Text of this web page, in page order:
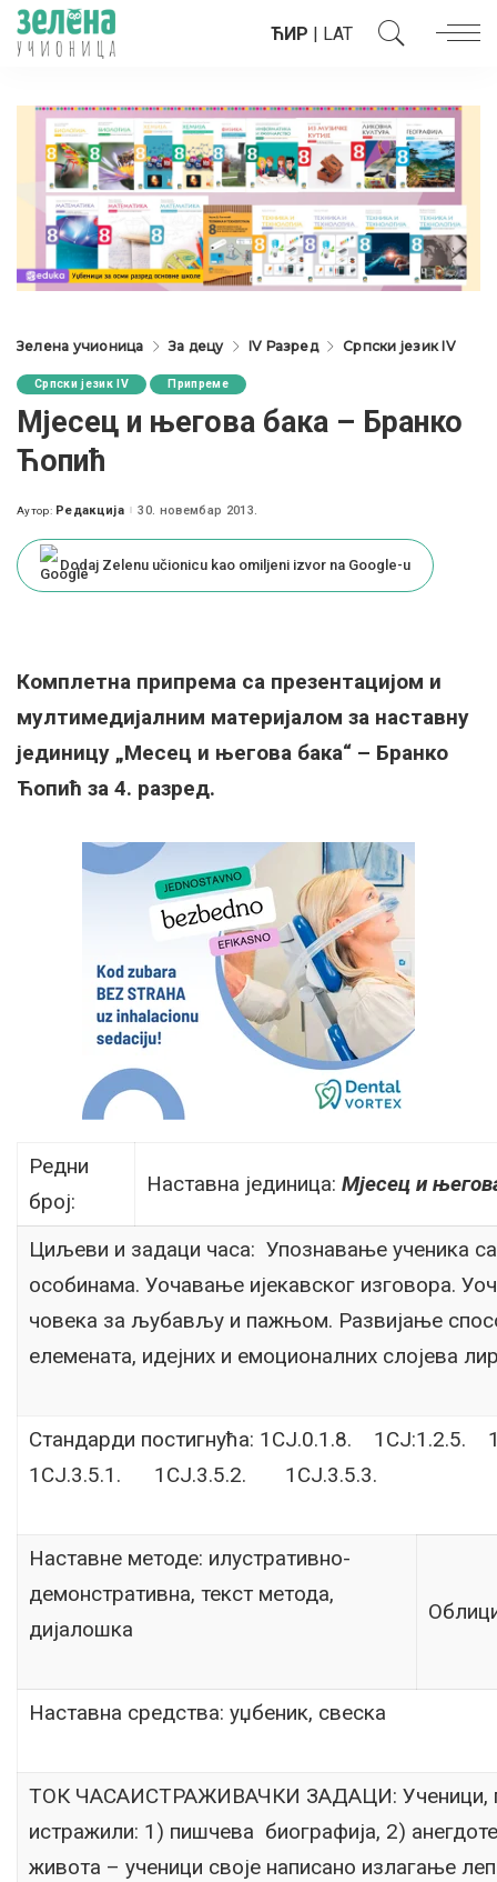
ЋИР | LAT
Зелена учионица За децу IV Разред Српски језик IV
Српски језик IV Припреме
Мјесец и његова бака – Бранко
Ћопић
Posted
Аутор: Редакција 30. новембар 2013.
Dodaj Zelenu učionicu kao omiljeni izvor na Google-u
Комплетна припрема са презентацијом и
мултимедијалним материјалом за наставну
јединицу „Месец и његова бака“ – Бранко
Ћопић за 4. разред.
Редни
број:
Наставна јединица: Мјесец и
Циљеви и задаци часа: Упознавање ученика
особинама. Уочавање ијекавског изговора.
човека за љубављу и пажњом. Развијање
елемената, идејних и емоционалних слојева
Стандарди постигнућа: 1СЈ.0.1.8.
1СЈ.3.5.1. 1СЈ.3.5.2. 1СЈ.3.5.3.
Наставне методе: илустративно-
демонстративна, текст метода,
дијалошка
Наставна средства: уџбеник, свеска
ТОК ЧАСАИСТРАЖИВАЧКИ ЗАДАЦИ: Ученици,
истражили: 1) пишчева биографија, 2)
живота – ученици своје написано излагање